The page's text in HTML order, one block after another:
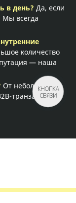
в день? Да, если
Мы всегда
количество
— наша
От небольших
транзакций.
КНОПКА
СВЯЗИ